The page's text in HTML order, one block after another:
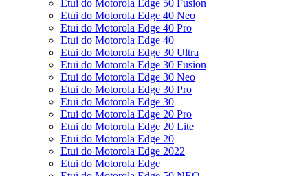
Etui do Motorola Edge 50 Fusion
Etui do Motorola Edge 40 Neo
Etui do Motorola Edge 40 Pro
Etui do Motorola Edge 40
Etui do Motorola Edge 30 Ultra
Etui do Motorola Edge 30 Fusion
Etui do Motorola Edge 30 Neo
Etui do Motorola Edge 30 Pro
Etui do Motorola Edge 30
Etui do Motorola Edge 20 Pro
Etui do Motorola Edge 20 Lite
Etui do Motorola Edge 20
Etui do Motorola Edge 2022
Etui do Motorola Edge